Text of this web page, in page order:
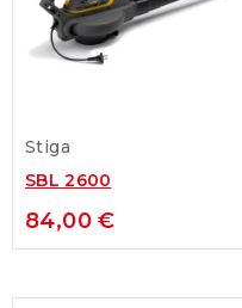
Stiga
SBL 2600
84,00 €